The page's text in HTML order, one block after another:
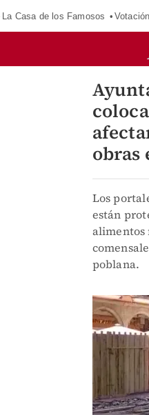
La Casa de los Famosos Votación
obras
Los
están
alimentos
poblana.